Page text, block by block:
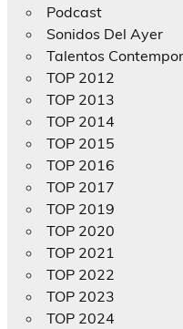
Podcast
Sonidos Del Ayer
Talentos
TOP 2012
TOP 2013
TOP 2014
TOP 2015
TOP 2016
TOP 2017
TOP 2019
TOP 2020
TOP 2021
TOP 2022
TOP 2023
TOP 2024